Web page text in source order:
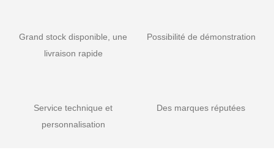
Grand stock disponible, une
livraison rapide
Possibilité de démonstration
Service technique et
personnalisation
Des marques réputées